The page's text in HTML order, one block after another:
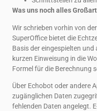
Was uns noch alles
Wir schrieben vorhin von
SuperOffice bietet die
Basis der eingespielten
kurzen Einweisung in die
Formel für die Berechnung
Über Echobot oder andere
zugänglichen Daten
fehlenden Daten angelegt.